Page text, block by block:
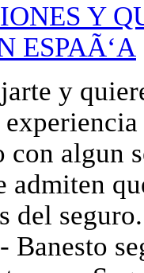
Y
ESPAÃ‘A
y
algun
admiten
del
Banesto